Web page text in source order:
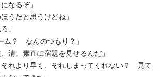
なるぞ」
うだと思うけどね」
」
ム？ なんのつもり？」
清。素直に宿題を見せるんだ」
れより早く、それしまってくれない？ 見て